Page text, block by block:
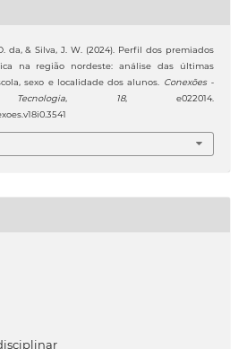
da, & Silva, J. W. (2024). Perfil dos premiados
na região nordeste: análise das últimas
sexo e localidade dos alunos.
Conexões -
, 18, e022014.